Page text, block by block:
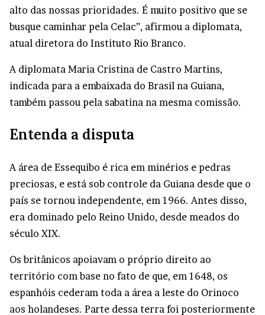
alto das nossas prioridades. É muito positivo que se
busque caminhar pela Celac”, afirmou a diplomata,
atual diretora do Instituto Rio Branco.
A diplomata Maria Cristina de Castro Martins,
indicada para a embaixada do Brasil na Guiana,
também passou pela sabatina na mesma comissão.
Entenda a disputa
A área de Essequibo é rica em minérios e pedras
preciosas, e está sob controle da Guiana desde que o
país se tornou independente, em 1966. Antes disso,
era dominado pelo Reino Unido, desde meados do
século XIX.
Os britânicos apoiavam o próprio direito ao
território com base no fato de que, em 1648, os
espanhóis cederam toda a área a leste do Orinoco
aos holandeses. Parte dessa terra foi posteriormente